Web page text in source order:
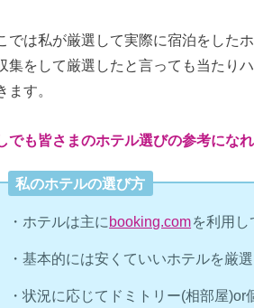
では私が厳選して実際に宿泊をした
集をして厳選したと言っても当たり
ます。
でも皆さまのホテル選びの参考にな
私のホテルの選び方
・ホテルは主にbooking.comを利用し
・基本的には安くていいホテルを厳選
・状況に応じてドミトリー(相部屋)or